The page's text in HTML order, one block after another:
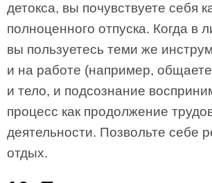
детокса, вы почувствуете себя
полноценного отпуска. Когда в
вы пользуетесь теми же
и на работе (например,
и тело, и подсознание
процесс как продолжение
деятельности. Позвольте себе
отдых.